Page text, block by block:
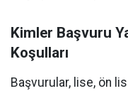
Kimler Başvuru
Koşulları
Başvurular, lise, ön